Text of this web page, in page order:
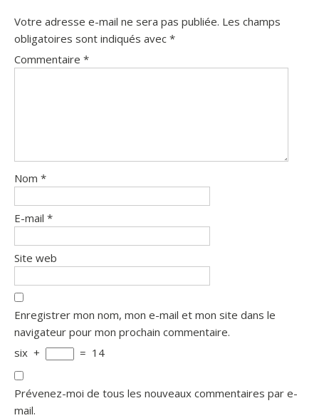
Votre adresse e-mail ne sera pas publiée. Les champs
obligatoires sont indiqués avec *
Commentaire *
Nom *
E-mail *
Site web
Enregistrer mon nom, mon e-mail et mon site dans le
navigateur pour mon prochain commentaire.
six + = 14
Prévenez-moi de tous les nouveaux commentaires par e-
mail.